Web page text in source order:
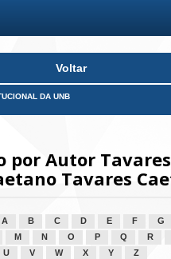
Voltar
DA UNB
por Autor
Tavares
A B C D E F G
M N O P Q R
U
V W X Y Z